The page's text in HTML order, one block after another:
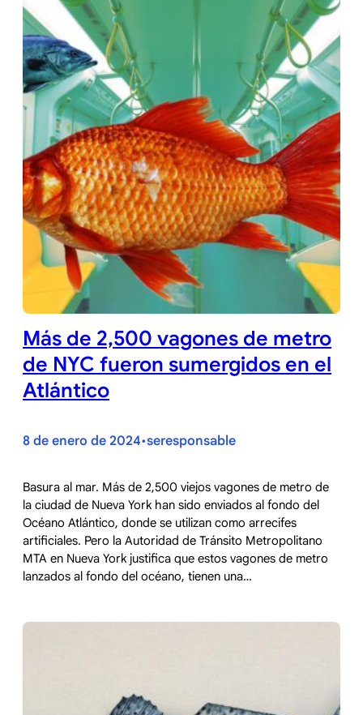
Más de 2,500 vagones de metro
de NYC fueron sumergidos en el
Atlántico
8 de enero de 2024•seresponsable
Basura al mar. Más de 2,500 viejos vagones de metro de
la ciudad de Nueva York han sido enviados al fondo del
Océano Atlántico, donde se utilizan como arrecifes
artificiales. Pero la Autoridad de Tránsito Metropolitano
MTA en Nueva York justifica que estos vagones de metro
lanzados al fondo del océano, tienen una…